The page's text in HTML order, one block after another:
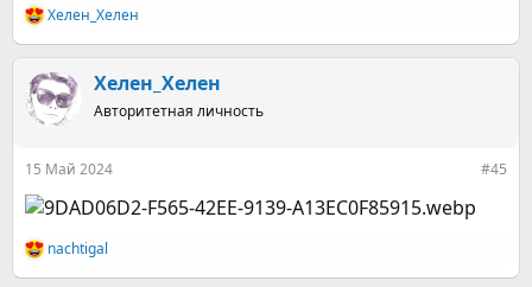
Р
е
к
ц
и
Хелен_Хелен
Хелен_Хелен
Авторитетная личность
15 Май 2024 #45
Р
е
nachtigal